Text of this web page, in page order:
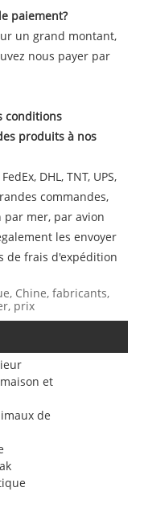
paiement?
un grand montant,
nous payer par
conditions
produits à nos
DHL, TNT, UPS,
commandes,
mer, par avion
les envoyer
de frais d'expédition
Chine, fabricants,
prix
et
de